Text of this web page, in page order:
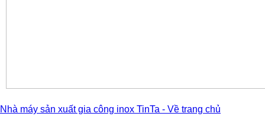
Nhà máy sản xuất gia công inox TinTa - Về trang chủ